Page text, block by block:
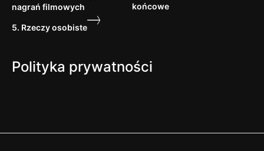
nagrań filmowych
5. Rzeczy osobiste
końcowe
Polityka prywatności